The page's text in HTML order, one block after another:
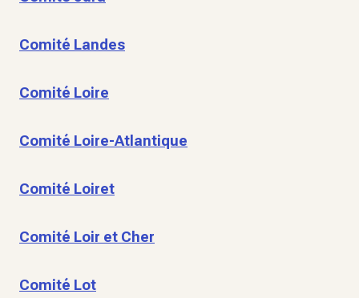
Comité Landes
Comité Loire
Comité Loire-Atlantique
Comité Loiret
Comité Loir et Cher
Comité Lot